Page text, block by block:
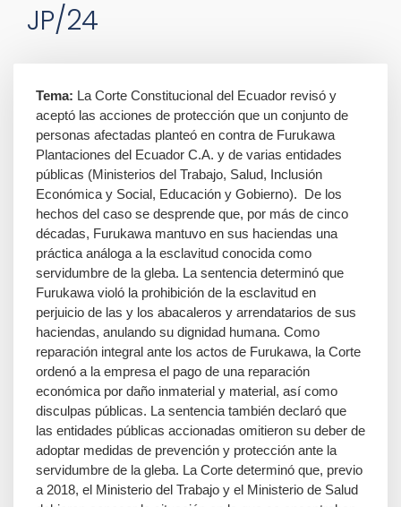
JP/24
Tema: La Corte Constitucional del Ecuador revisó y
aceptó las acciones de protección que un conjunto de
personas afectadas planteó en contra de Furukawa
Plantaciones del Ecuador C.A. y de varias entidades
públicas (Ministerios del Trabajo, Salud, Inclusión
Económica y Social, Educación y Gobierno). De los
hechos del caso se desprende que, por más de cinco
décadas, Furukawa mantuvo en sus haciendas una
práctica análoga a la esclavitud conocida como
servidumbre de la gleba. La sentencia determinó que
Furukawa violó la prohibición de la esclavitud en
perjuicio de las y los abacaleros y arrendatarios de sus
haciendas, anulando su dignidad humana. Como
reparación integral ante los actos de Furukawa, la Corte
ordenó a la empresa el pago de una reparación
económica por daño inmaterial y material, así como
disculpas públicas. La sentencia también declaró que
las entidades públicas accionadas omitieron su deber de
adoptar medidas de prevención y protección ante la
servidumbre de la gleba. La Corte determinó que, previo
a 2018, el Ministerio del Trabajo y el Ministerio de Salud